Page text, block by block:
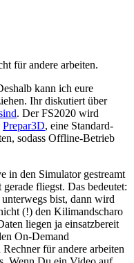
für andere arbeiten.
kann ich eure
Ihr diskutiert über
. Der FS2020 wird
Prepar3D, eine Standard-
sodass Offline-Betrieb
in den Simulator gestreamt
fliegst. Das bedeutet:
bist, dann wird
(!) den Kilimandscharo
liegen ja einsatzbereit
On-Demand
für andere arbeiten